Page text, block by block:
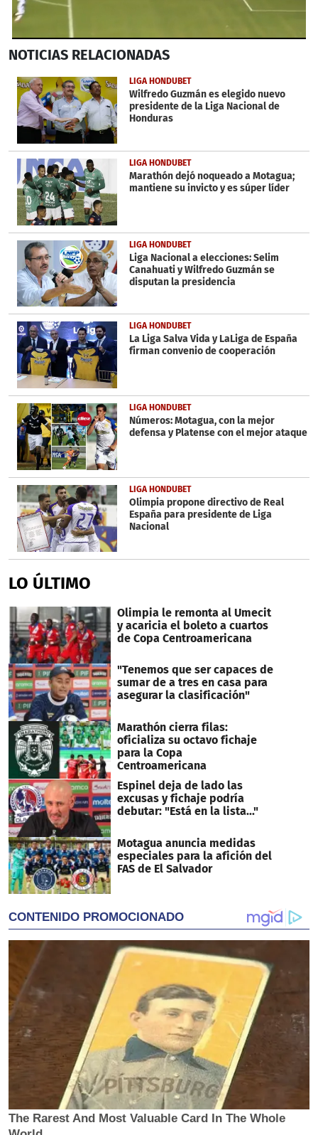
seconds
1
minute,
27
seconds
NOTICIAS RELACIONADAS
LIGA HONDUBET
Wilfredo Guzmán es elegido nuevo
presidente de la Liga Nacional de
Honduras
LIGA HONDUBET
Marathón dejó noqueado a Motagua;
mantiene su invicto y es súper líder
LIGA HONDUBET
Liga Nacional a elecciones: Selim
Canahuati y Wilfredo Guzmán se
disputan la presidencia
LIGA HONDUBET
La Liga Salva Vida y LaLiga de España
firman convenio de cooperación
LIGA HONDUBET
Números: Motagua, con la mejor
defensa y Platense con el mejor ataque
LIGA HONDUBET
Olimpia propone directivo de Real
España para presidente de Liga
Nacional
LO ÚLTIMO
Olimpia le remonta al Umecit
y acaricia el boleto a cuartos
de Copa Centroamericana
"Tenemos que ser capaces de
sumar de a tres en casa para
asegurar la clasificación"
Marathón cierra filas:
oficializa su octavo fichaje
para la Copa
Centroamericana
Espinel deja de lado las
excusas y fichaje podría
debutar: "Está en la lista..."
Motagua anuncia medidas
especiales para la afición del
FAS de El Salvador